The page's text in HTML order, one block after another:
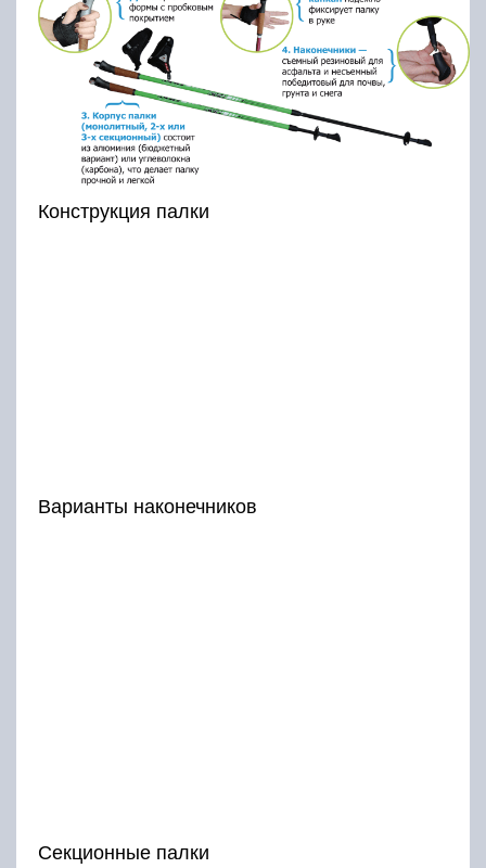
Конструкция палки
Варианты наконечников
Секционные палки